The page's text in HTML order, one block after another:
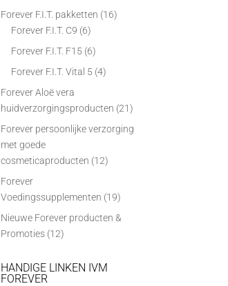
Forever F.I.T. pakketten (16)
Forever F.I.T. C9 (6)
Forever F.I.T. F15 (6)
Forever F.I.T. Vital 5 (4)
Forever Aloë vera
huidverzorgingsproducten (21)
Forever persoonlijke verzorging
met goede
cosmeticaproducten (12)
Forever
Voedingssupplementen (19)
Nieuwe Forever producten &
Promoties (12)
HANDIGE LINKEN IVM
FOREVER